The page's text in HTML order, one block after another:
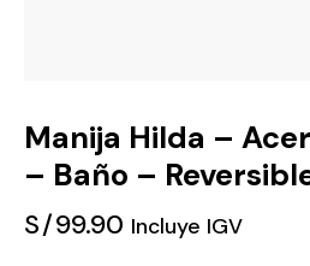
Manija Hilda –
– Baño –
S/99.90 Incluye IGV